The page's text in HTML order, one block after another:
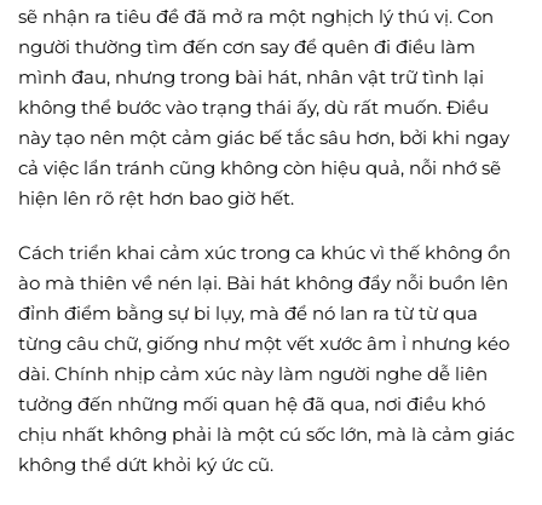
sẽ nhận ra tiêu đề đã mở ra một nghịch lý thú vị. Con
người thường tìm đến cơn say để quên đi điều làm
mình đau, nhưng trong bài hát, nhân vật trữ tình lại
không thể bước vào trạng thái ấy, dù rất muốn. Điều
này tạo nên một cảm giác bế tắc sâu hơn, bởi khi ngay
cả việc lẩn tránh cũng không còn hiệu quả, nỗi nhớ sẽ
hiện lên rõ rệt hơn bao giờ hết.
Cách triển khai cảm xúc trong ca khúc vì thế không ồn
ào mà thiên về nén lại. Bài hát không đẩy nỗi buồn lên
đỉnh điểm bằng sự bi lụy, mà để nó lan ra từ từ qua
từng câu chữ, giống như một vết xước âm ỉ nhưng kéo
dài. Chính nhịp cảm xúc này làm người nghe dễ liên
tưởng đến những mối quan hệ đã qua, nơi điều khó
chịu nhất không phải là một cú sốc lớn, mà là cảm giác
không thể dứt khỏi ký ức cũ.